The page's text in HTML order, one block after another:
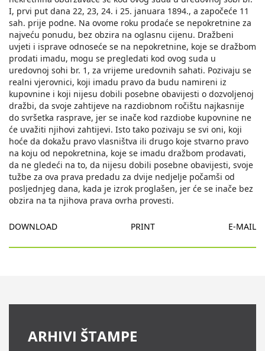
DOWNLOAD PRINT E-MAIL
ARHIVI ŠTAMPE